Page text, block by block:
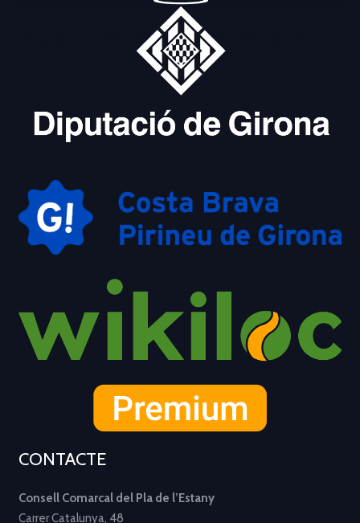
CONTACTE
Consell Comarcal del Pla de l’Estany
Carrer Catalunya, 48